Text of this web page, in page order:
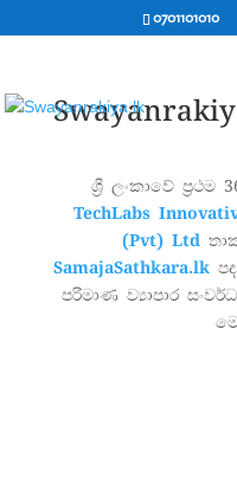
0701101010
ශ්‍රී ලංකාවේ ප්‍රථම
TechLabs
(Pvt) Ltd
SamajaSathkara.lk
පරිමාණ ව්‍යාපාර